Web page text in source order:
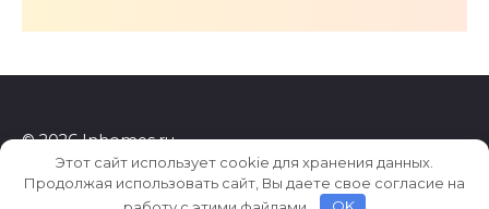
© 2026 Inhomes.ru
Этот сайт использует cookie для хранения данных.
Продолжая использовать сайт, Вы даете свое согласие на